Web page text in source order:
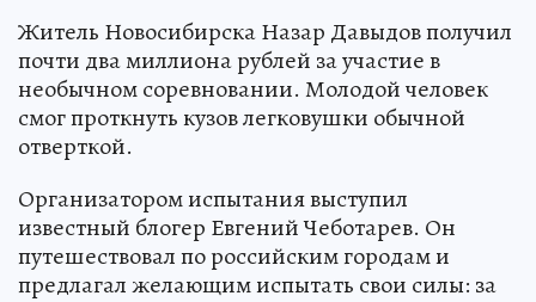
Житель Новосибирска Назар Давыдов получил
почти два миллиона рублей за участие в
необычном соревновании. Молодой человек
смог проткнуть кузов легковушки обычной
отверткой.
Организатором испытания выступил
известный блогер Евгений Чеботарев. Он
путешествовал по российским городам и
предлагал желающим испытать свои силы: за